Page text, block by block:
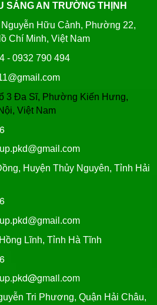
SÁNG AN TRƯỜNG THỊNH
Nguyễn Hữu Cảnh, Phường 22,
Chí Minh, Việt Nam
- 0932 790 494
3 Đa Sĩ, Phường Kiến Hưng,
Việt Nam
Huyện Thủy Nguyên, Tỉnh Hải
Lĩnh, Tỉnh Hà Tĩnh
Tri Phương, Quận Hải Châu,